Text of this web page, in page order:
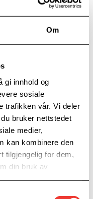
Om
gi innhold og
sosiale
trafikken vår. Vi deler
bruker nettstedet
medier,
kan kombinere den
tilgjengelig for dem,
din bruk av
daglig leder i
Grøtterud
og hjelper i
russisk og